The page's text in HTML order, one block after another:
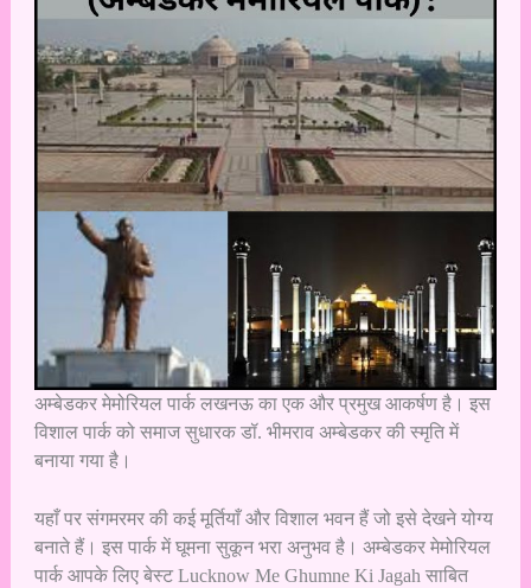
अम्बेडकर मेमोरियल पार्क लखनऊ का एक और प्रमुख आकर्षण है। इस
विशाल पार्क को समाज सुधारक डॉ. भीमराव अम्बेडकर की स्मृति में
बनाया गया है।
यहाँ पर संगमरमर की कई मूर्तियाँ और विशाल भवन हैं जो इसे देखने योग्य
बनाते हैं। इस पार्क में घूमना सुकून भरा अनुभव है। अम्बेडकर मेमोरियल
पार्क आपके लिए बेस्ट Lucknow Me Ghumne Ki Jagah साबित